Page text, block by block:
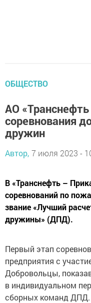
ОБЩЕСТВО
АО
соревнования
дружин
Автор, 7 июля 2023 -
В «Транснефть –
соревнований по
звание «Лучший
дружины» (ДПД).
Первый этап
предприятия с
Добровольцы,
в индивидуальном
сборных команд ДПД.